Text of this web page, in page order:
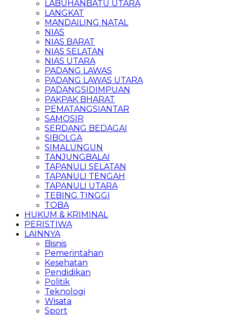
LABUHANBATU UTARA
LANGKAT
MANDAILING NATAL
NIAS
NIAS BARAT
NIAS SELATAN
NIAS UTARA
PADANG LAWAS
PADANG LAWAS UTARA
PADANGSIDIMPUAN
PAKPAK BHARAT
PEMATANGSIANTAR
SAMOSIR
SERDANG BEDAGAI
SIBOLGA
SIMALUNGUN
TANJUNGBALAI
TAPANULI SELATAN
TAPANULI TENGAH
TAPANULI UTARA
TEBING TINGGI
TOBA
HUKUM & KRIMINAL
PERISTIWA
LAINNYA
Bisnis
Pemerintahan
Kesehatan
Pendidikan
Politik
Teknologi
Wisata
Sport